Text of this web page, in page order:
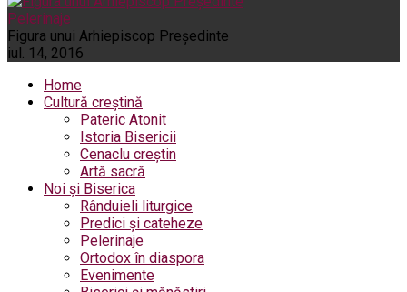
Pelerinaje
Figura unui Arhiepiscop Preşedinte
iul. 14, 2016
Home
Cultură creștină
Pateric Atonit
Istoria Bisericii
Cenaclu creștin
Artă sacră
Noi și Biserica
Rânduieli liturgice
Predici și cateheze
Pelerinaje
Ortodox în diaspora
Evenimente